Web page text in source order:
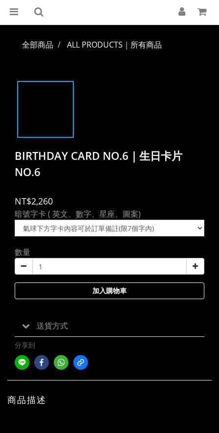
全部商品 ALL PRODUCTS｜所有商品
BIRTHDAY CARD NO.6｜生日卡片
NO.6
NT$2,260
暗號字卡 ( 英文、數字、星座、圖案)
數量
加入購物車
送貨方式
分享到
商品描述